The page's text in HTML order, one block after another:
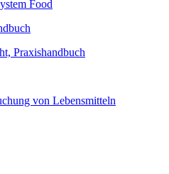
Food
Praxishandbuch
von Lebensmitteln